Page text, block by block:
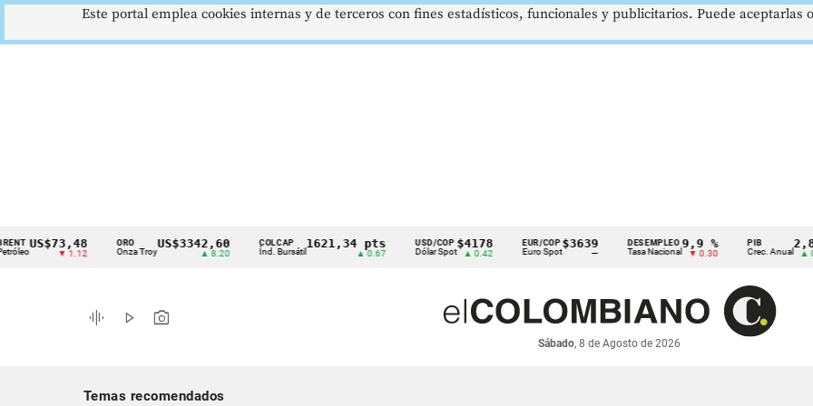
Cintillo
indicadores
económicos
▼ 1.12
ORO
Onza Troy
US$3342,60 COLCAP
Índ. Bursátil
1621,34 pts USD/COP
Dólar Spot
$4178
▲ 0.42
EUR/COP
Euro Spot
$3639
—
DESEMPLEO
Tasa Nacional
9,9 %
▼ 0.30
PIB
Crec. Anual
2,8 %
▲ 0.10
graphic_eq play_arrow photo_camera
Sábado, 8 de Agosto de 2026
Temas recomendados
Este portal emplea cookies internas y de terceros con fines estadísticos, funcionales y publicitarios. Puede aceptarlas